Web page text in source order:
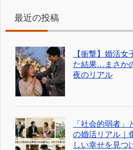
最近の投稿
【衝撃】婚活
た結果…まさか
夜のリアル
「社会的弱者」
の婚活リアル｜
しい幸せを見つ